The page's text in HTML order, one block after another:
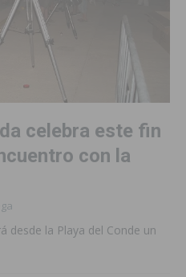
celebra este fin
con la
desde la Playa del Conde un